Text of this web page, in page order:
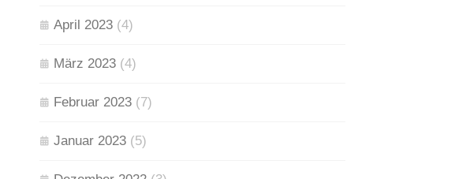
April 2023 (4)
März 2023 (4)
Februar 2023 (7)
Januar 2023 (5)